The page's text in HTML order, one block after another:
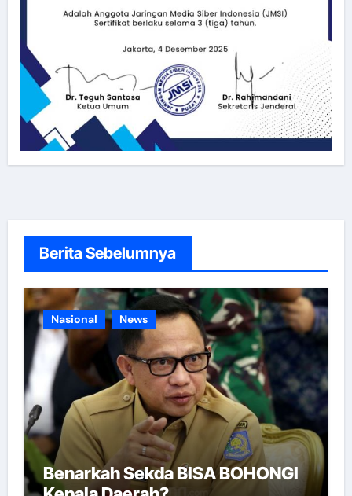
Berita Sebelumnya
Nasional News
Benarkah Sekda BISA BOHONGI